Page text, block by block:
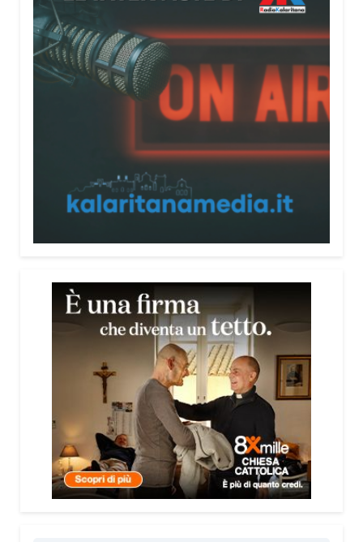
Il FestivalPercorsi Teatralidel Teatro del Segno è
in corso fino al 16 agosto a Santulussurgiu. Tra i
protagonisti anche Fabrizio Coniglio, che porta in
prima regionale Al Fuoco
, uno spettacolo dedicato
a due tragedie legate alla sicurezza sul lavoro,
quella di Marcinelle e quella della ThyssenKrupp.
, “Al fuoco”, –ha detto il protagonista ai
microfoni di Radio Kalaritana
nessuna delle due tragedie le persone hanno avuto
il tempo di gridare “al fuoco”. È successo tutto così
reagire. Il titolo rappresenta quindi quel grido
disperato che, in quelle circostanze, purtroppo non
è mai stato possibile pronunciare.
Due tragedie avvenute in epoche diverse, ma
accomunate da un tema ancora
drammaticamente attuale: la sicurezza sul
lavoro.
Esatto. Parliamo di una tragedia degli anni
Cinquanta che, purtroppo, si è ripetuta nel tempo,
fino alla ThyssenKrupp nel 2007 e oltre. Al centro